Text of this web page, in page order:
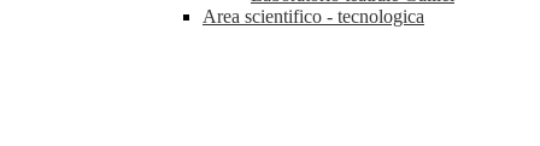
Area scientifico - tecnologica